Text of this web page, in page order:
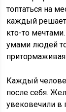
топтаться на
каждый решает
кто-то
умами людей
Каждый
после себя.
увековечили в